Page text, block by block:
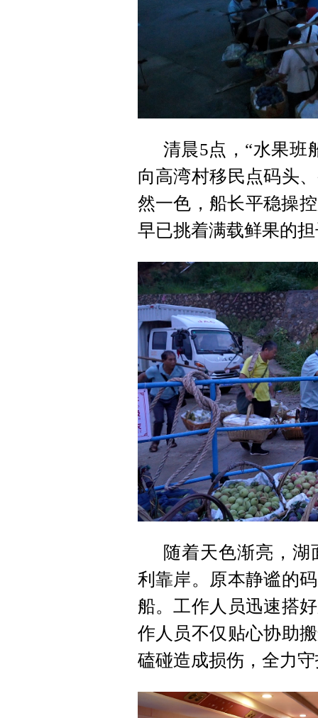
清晨5点，“水果班
向高湾村移民点码头
然一色，船长平稳操
早已挑着满载鲜果的
随着天色渐亮，
利靠岸。原本静谧的
船。工作人员迅速搭
作人员不仅贴心协助
磕碰造成损伤，全力